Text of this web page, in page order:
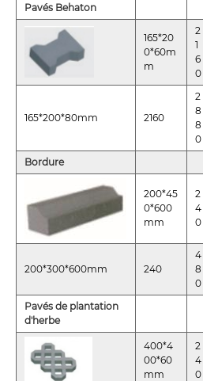
Pavés Behaton
165*20
0*60m
m
2
1
6
0
165*200*80mm 2160
2
8
8
0
Bordure
200*45
0*600
mm
2
4
0
200*300*600mm 240
4
8
0
Pavés de plantation
d'herbe
400*4
00*60
mm
2
4
0